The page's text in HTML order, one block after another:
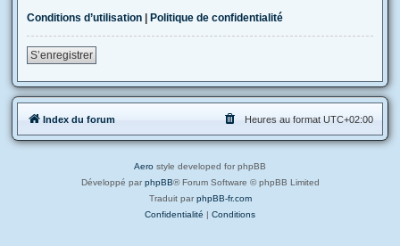
Conditions d’utilisation | Politique de confidentialité
S’enregistrer
Index du forum Heures au format UTC+02:00
Aero style developed for phpBB
Développé par phpBB® Forum Software © phpBB Limited
Traduit par phpBB-fr.com
Confidentialité | Conditions